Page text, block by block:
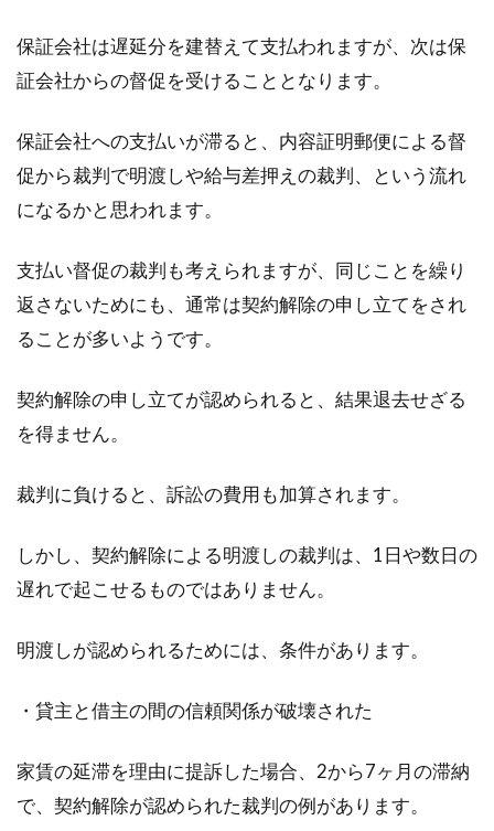
保証会社は遅延分を建替えて支払われますが、次は保
証会社からの督促を受けることとなります。
保証会社への支払いが滞ると、内容証明郵便による督
促から裁判で明渡しや給与差押えの裁判、という流れ
になるかと思われます。
支払い督促の裁判も考えられますが、同じことを繰り
返さないためにも、通常は契約解除の申し立てをされ
ることが多いようです。
契約解除の申し立てが認められると、結果退去せざる
を得ません。
裁判に負けると、訴訟の費用も加算されます。
しかし、契約解除による明渡しの裁判は、1日や数日の
遅れで起こせるものではありません。
明渡しが認められるためには、条件があります。
・貸主と借主の間の信頼関係が破壊された
家賃の延滞を理由に提訴した場合、2から7ヶ月の滞納
で、契約解除が認められた裁判の例があります。